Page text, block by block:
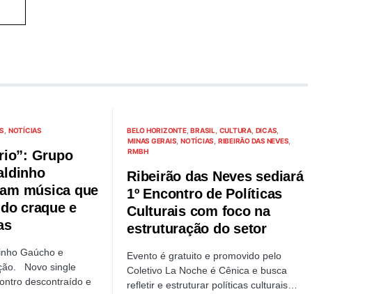
NOTÍCIAS
Grupo
música que
craque e
Gaúcho e
Novo single
descontraído e
BELO HORIZONTE BRASIL CULTURA DICAS
MINAS GERAIS NOTÍCIAS RIBEIRÃO DAS NEVES
RMBH
Ribeirão das Neves sediará
1º Encontro de Políticas
Culturais com foco na
estruturação do setor
Evento é gratuito e promovido pelo
Coletivo La Noche é Cênica e busca
refletir e estruturar políticas culturais…